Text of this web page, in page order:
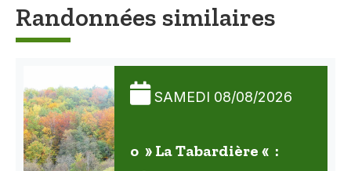
Randonnées similaires
SAMEDI 08/08/2026
o » La Tabardière « :